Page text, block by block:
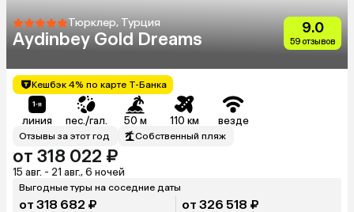
Тюрклер, Турция
Aydinbey Gold Dreams
9.0
59 отзывов
Кешбэк 4% по карте Т-Банка
линия пес./гал. 50 м 110 км везде
Отзывы за этот год Собственный пляж
от 318 022 ₽
15 авг. - 21 авг., 6 ночей
Выгодные туры на соседние даты
от 318 682 ₽ от 326 518 ₽